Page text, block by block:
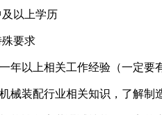
以上学历
要求
年以上相关工作经验（一定要
械装配行业相关知识，了解制